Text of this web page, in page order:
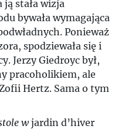
ją stała wizja
bywała wymagająca
Ponieważ
spodziewała się i
Jerzy Giedroyc był,
pracoholikiem, ale
Hertz. Sama o tym
wjardin d’hiver